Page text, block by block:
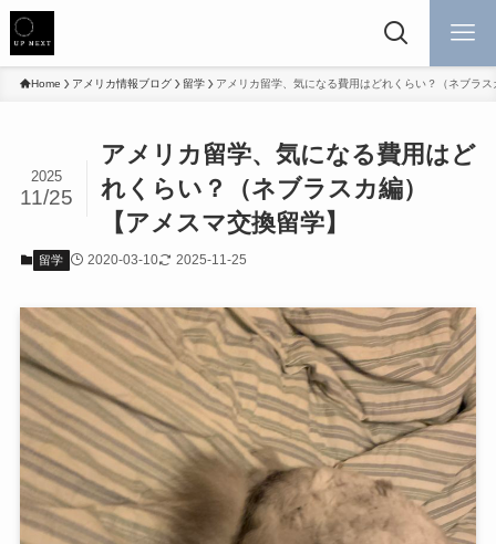
Home アメリカ情報ブログ 留学 アメリカ留学、気になる費用はどれくらい？（ネブラ
アメリカ留学、気になる費用はど
れくらい？（ネブラスカ編）
【アメスマ交換留学】
2025
11/25
留学 2020-03-10 2025-11-25